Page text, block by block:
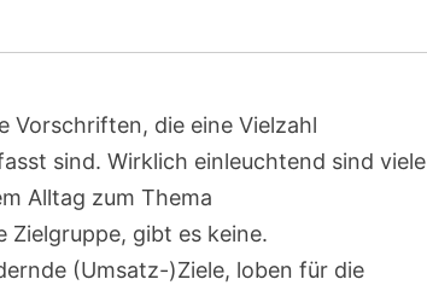
Vorschriften, die eine Vielzahl
sind. Wirklich einleuchtend sind viele
Alltag zum Thema
Zielgruppe, gibt es keine.
(Umsatz-)Ziele, loben für die